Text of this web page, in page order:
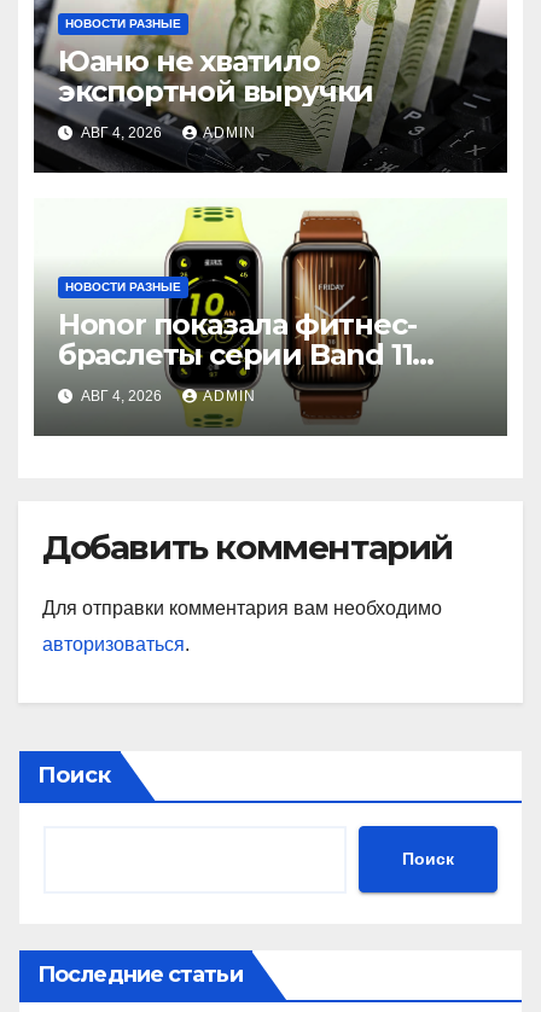
НОВОСТИ РАЗНЫЕ
Юаню не хватило
экспортной выручки
АВГ 4, 2026 ADMIN
НОВОСТИ РАЗНЫЕ
Honor показала фитнес-
браслеты серии Band 11
с GPS и автономностью до
26 дней
АВГ 4, 2026 ADMIN
Добавить комментарий
Для отправки комментария вам необходимо
авторизоваться.
Поиск
Поиск
Последние статьи